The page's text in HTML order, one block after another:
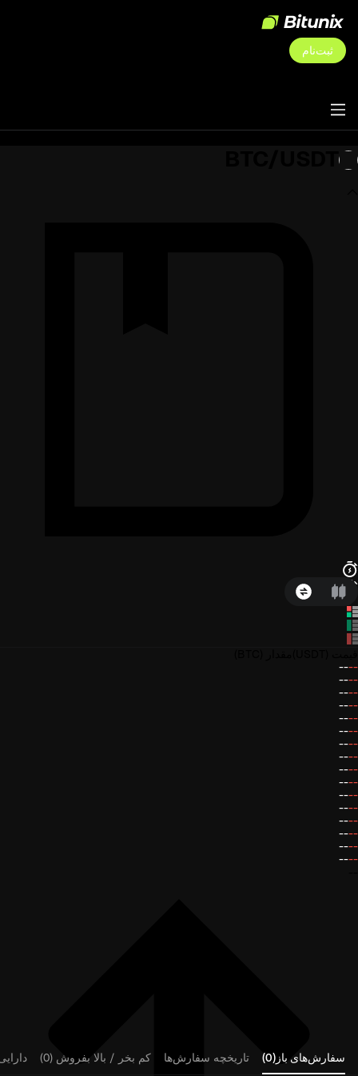
ثبت‌نام
--
--
--
--
--
--
--
--
--
--
--
--
--
--
--
--
--
--
--
--
--
--
--
--
--
--
--
--
--
--
--
--
سفارش‌های باز(0) تاریخچه سفارش‌ها کم بخر / بالا بفروش (0)